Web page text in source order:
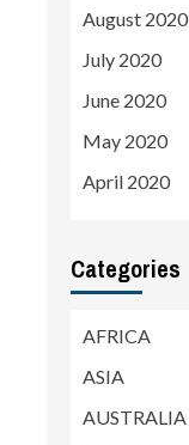
August 2020
July 2020
June 2020
May 2020
April 2020
Categories
AFRICA
ASIA
AUSTRALIA